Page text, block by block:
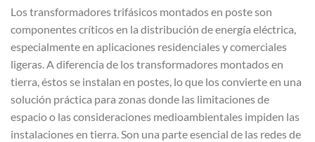
Los transformadores trifásicos montados en poste son
componentes críticos en la distribución de energía eléctrica,
especialmente en aplicaciones residenciales y comerciales
ligeras. A diferencia de los transformadores montados en
tierra, éstos se instalan en postes, lo que los convierte en una
solución práctica para zonas donde las limitaciones de
espacio o las consideraciones medioambientales impiden las
instalaciones en tierra. Son una parte esencial de las redes de